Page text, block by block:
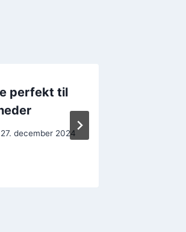
perfekt til
27. december 2024